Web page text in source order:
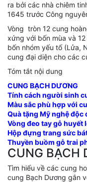
ra bởi các nhà chiêm
1645 trước Công
Vòng tròn 12 cung
xứng với bốn mùa và
bốn nhóm yếu tố (Lửa,
cung đại diện cho các
Tóm tắt nội dung
CUNG BẠCH DƯƠNG
Tính cách người sinh
Màu sắc phù hợp với
Quà tặng Mỹ nghệ độc
Vòng đeo tay gỗ huyết
Hộp đựng trang sức
Thuyền buồm gỗ trai
CUNG BẠCH
Tìm hiểu về các cung
cung Bạch Dương gắn